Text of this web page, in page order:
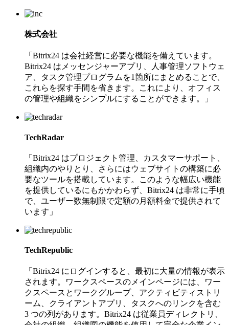
株式会社
「Bitrix24 は会社経営に必要な機能を備えています。
Bitrix24 はメッセンジャーアプリ、人事管理ソフトウェ
ア、タスク管理プログラムを1箇所にまとめることで、
これらを探す手間を省きます。これにより、オフィス
の管理や組織をシンプルにすることができます。」
TechRadar
「Bitrix24 はプロジェクト管理、カスタマーサポート、
組織内のやりとり、さらにはウェブサイトの構築に必
要なツールを搭載しています。このような幅広い機能
を提供しているにもかかわらず、Bitrix24 は非常に手頃
で、ユーザー数無制限で定額の月額料金で提供されて
います」
TechRepublic
「Bitrix24 にログインすると、最初に大量の情報が表示
されます。ワークスペースのメインページには、ワー
クスペースとワークグループ、アクティビティストリ
ーム、クライアントアプリ、タスクへのリンクを含む
3 つの列があります。Bitrix24 は従業員ディレクトリ、